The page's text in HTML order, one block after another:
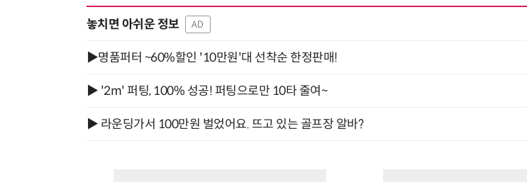
놓치면 아쉬운 정보 AD
▶명품퍼터 ~60%할인 '10만원'대 선착순 한정판매!
▶ '2m' 퍼팅, 100% 성공! 퍼팅으로만 10타 줄여~
▶ 라운딩가서 100만원 벌었어요. 뜨고 있는 골프장 알바?